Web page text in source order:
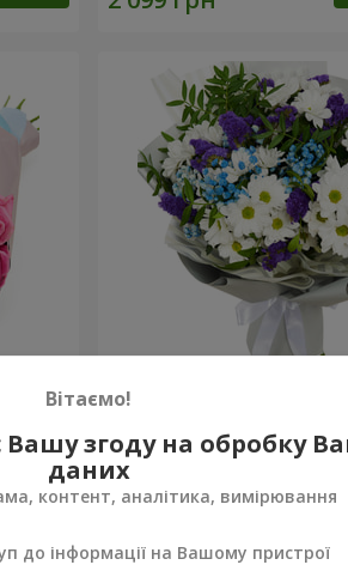
Яскравий букет на
1 510 грн
Вітаємо!
Вашу згоду на обробку
даних
контент, аналітика, вимірювання
до інформації на Вашому пристрої